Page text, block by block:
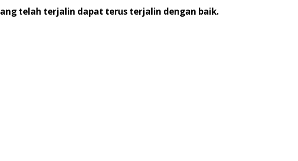
telah terjalin dapat terus terjalin dengan baik.